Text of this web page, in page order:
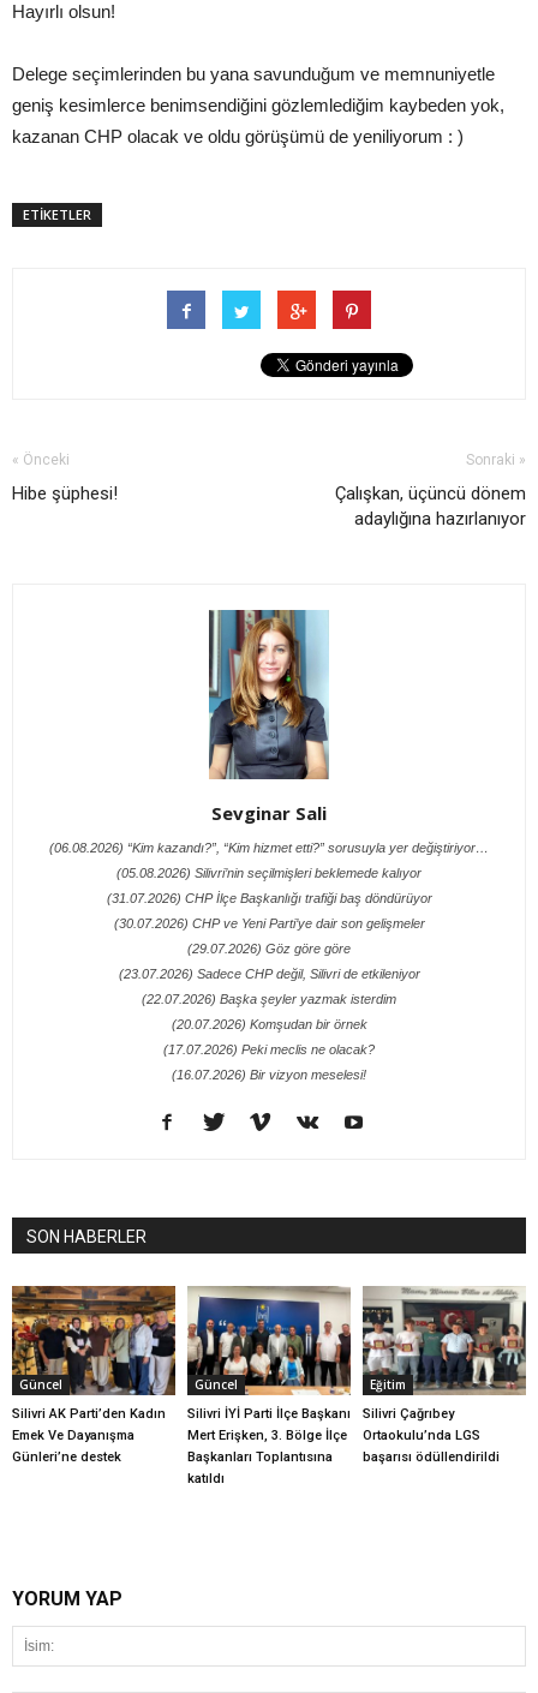
Hayırlı olsun!
Delege seçimlerinden bu yana savunduğum ve memnuniyetle
geniş kesimlerce benimsendiğini gözlemlediğim kaybeden yok,
kazanan CHP olacak ve oldu görüşümü de yeniliyorum : )
ETİKETLER
« Önceki
Hibe şüphesi!
Sonraki »
Çalışkan, üçüncü dönem
adaylığına hazırlanıyor
Sevginar Sali
(06.08.2026) “Kim kazandı?”, “Kim hizmet etti?” sorusuyla yer değiştiriyor…
(05.08.2026) Silivri’nin seçilmişleri beklemede kalıyor
(31.07.2026) CHP İlçe Başkanlığı trafiği baş döndürüyor
(30.07.2026) CHP ve Yeni Parti’ye dair son gelişmeler
(29.07.2026) Göz göre göre
(23.07.2026) Sadece CHP değil, Silivri de etkileniyor
(22.07.2026) Başka şeyler yazmak isterdim
(20.07.2026) Komşudan bir örnek
(17.07.2026) Peki meclis ne olacak?
(16.07.2026) Bir vizyon meselesi!
SON HABERLER
Güncel
Silivri AK Parti’den Kadın
Emek Ve Dayanışma
Günleri’ne destek
Güncel
Silivri İYİ Parti İlçe Başkanı
Mert Erişken, 3. Bölge İlçe
Başkanları Toplantısına
katıldı
Eğitim
Silivri Çağrıbey
Ortaokulu’nda LGS
başarısı ödüllendirildi
YORUM YAP